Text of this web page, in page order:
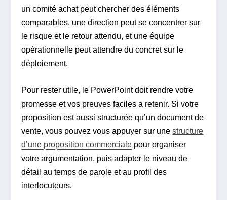
un comité achat peut chercher des éléments
comparables, une direction peut se concentrer sur
le risque et le retour attendu, et une équipe
opérationnelle peut attendre du concret sur le
déploiement.
Pour rester utile, le PowerPoint doit rendre votre
promesse et vos preuves faciles a retenir. Si votre
proposition est aussi structurée qu’un document de
vente, vous pouvez vous appuyer sur unestructure
d’une proposition commerciale pour organiser
votre argumentation, puis adapter le niveau de
détail au temps de parole et au profil des
interlocuteurs.